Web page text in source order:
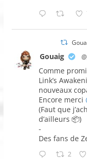
Gouaig
Comme
Link’s
nouveaux
Encore merci
(Faut que
d’ailleurs 📦)
-
Des fans de
2